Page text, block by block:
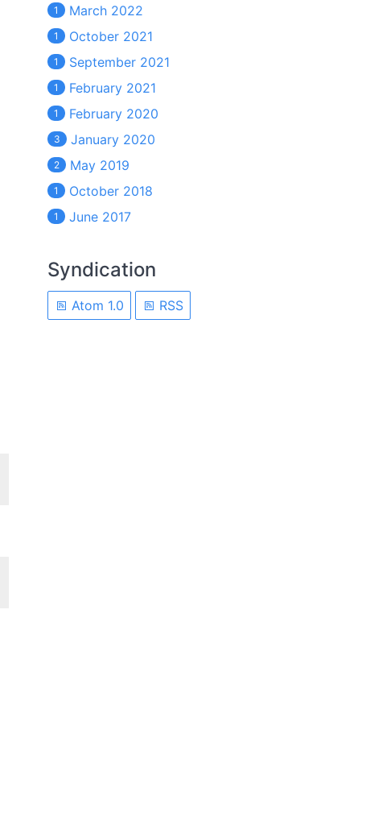
1 March 2022
1 October 2021
1 September 2021
1 February 2021
1 February 2020
3 January 2020
2 May 2019
1 October 2018
1 June 2017
Syndication
Atom 1.0 RSS